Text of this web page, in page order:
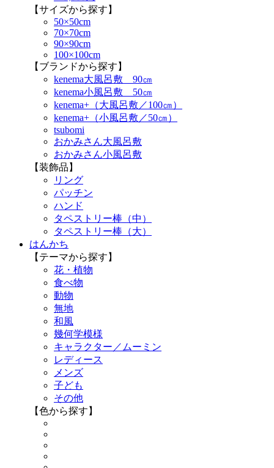
【サイズから探す】
50×50cm
70×70cm
90×90cm
100×100cm
【ブランドから探す】
kenema大風呂敷 90㎝
kenema小風呂敷 50㎝
kenema+（大風呂敷／100㎝）
kenema+（小風呂敷／50㎝）
tsubomi
おかみさん大風呂敷
おかみさん小風呂敷
【装飾品】
リング
パッチン
ハンド
タペストリー棒（中）
タペストリー棒（大）
はんかち
【テーマから探す】
花・植物
食べ物
動物
無地
和風
幾何学模様
キャラクター／ムーミン
レディース
メンズ
子ども
その他
【色から探す】